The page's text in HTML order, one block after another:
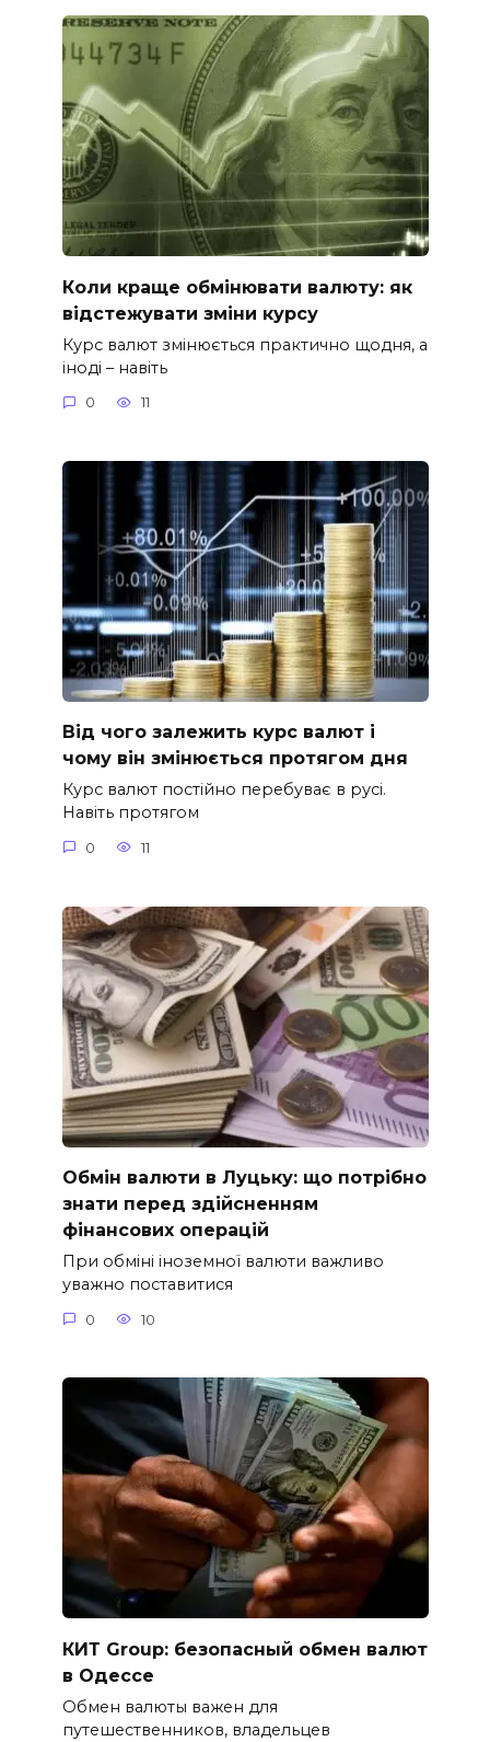
Коли краще обмінювати валюту: як
відстежувати зміни курсу
Курс валют змінюється практично щодня, а
іноді – навіть
0 11
Від чого залежить курс валют і
чому він змінюється протягом дня
Курс валют постійно перебуває в русі.
Навіть протягом
0 11
Обмін валюти в Луцьку: що потрібно
знати перед здійсненням
фінансових операцій
При обміні іноземної валюти важливо
уважно поставитися
0 10
КИТ Group: безопасный обмен валют
в Одессе
Обмен валюты важен для
путешественников, владельцев